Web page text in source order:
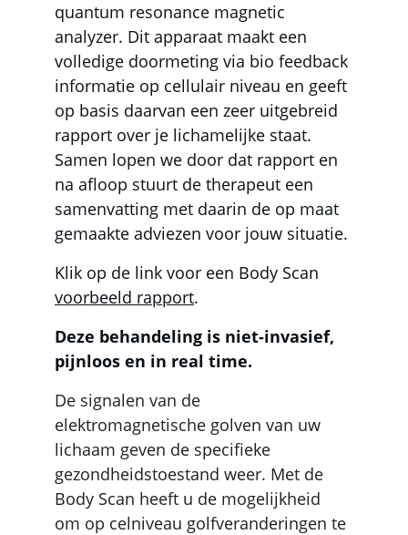
quantum resonance magnetic
analyzer. Dit apparaat maakt een
volledige doormeting via bio feedback
informatie op cellulair niveau en geeft
op basis daarvan een zeer uitgebreid
rapport over je lichamelijke staat.
Samen lopen we door dat rapport en
na afloop stuurt de therapeut een
samenvatting met daarin de op maat
gemaakte adviezen voor jouw situatie.
Klik op de link voor een Body Scan
voorbeeld rapport.
Deze behandeling is niet-invasief,
pijnloos en in real time.
De signalen van de
elektromagnetische golven van uw
lichaam geven de specifieke
gezondheidstoestand weer. Met de
Body Scan heeft u de mogelijkheid
om op celniveau golfveranderingen te